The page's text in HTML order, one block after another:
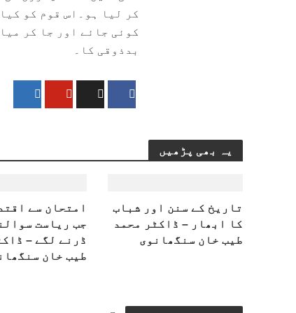
کر لیا ہو۔اس قوم کو
کوئی جائے اور جا کر
بدذوقی کا۔
یہ بھی پڑھیں
تاریخ کے سنن اور شباب
کا ابھار – ڈاکٹر محمد
طیب خان سنگھانوی
امتحان سے
جب ریاست
ڈرنے لگے –
طیب خان